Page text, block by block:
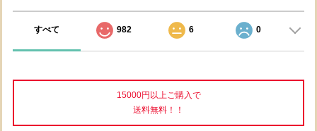
すべて 982 6 0
15000円以上ご購入で
送料無料！！